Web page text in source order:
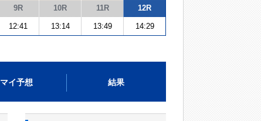
9R 10R 11R 12R
12:41 13:14 13:49 14:29
マイ予想 結果